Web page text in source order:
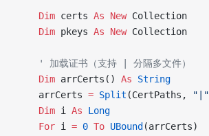
    Dim
certs As New Collection
    Dim
pkeys As New Collection
    ' 加载证书（支持 | 分隔多文件）
    Dim
arrCerts() As String
    arrCerts
= Split (CertPaths, "|"
    Dim
i As Long
    For
i = 0 To UBound (arrCerts)